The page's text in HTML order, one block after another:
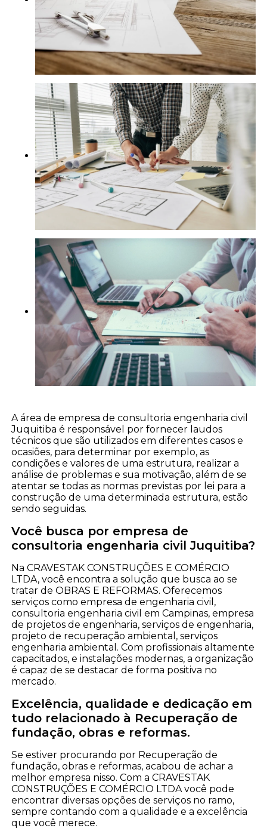
A área de empresa de consultoria engenharia civil
Juquitiba é responsável por fornecer laudos
técnicos que são utilizados em diferentes casos e
ocasiões, para determinar por exemplo, as
condições e valores de uma estrutura, realizar a
análise de problemas e sua motivação, além de se
atentar se todas as normas previstas por lei para a
construção de uma determinada estrutura, estão
sendo seguidas.
Você busca por empresa de
consultoria engenharia civil Juquitiba?
Na CRAVESTAK CONSTRUÇÕES E COMÉRCIO
LTDA, você encontra a solução que busca ao se
tratar de OBRAS E REFORMAS. Oferecemos
serviços como empresa de engenharia civil,
consultoria engenharia civil em Campinas, empresa
de projetos de engenharia, serviços de engenharia,
projeto de recuperação ambiental, serviços
engenharia ambiental. Com profissionais altamente
capacitados, e instalações modernas, a organização
é capaz de se destacar de forma positiva no
mercado.
Excelência, qualidade e dedicação em
tudo relacionado à Recuperação de
fundação, obras e reformas.
Se estiver procurando por Recuperação de
fundação, obras e reformas, acabou de achar a
melhor empresa nisso. Com a CRAVESTAK
CONSTRUÇÕES E COMÉRCIO LTDA você pode
encontrar diversas opções de serviços no ramo,
sempre contando com a qualidade e a excelência
que você merece.